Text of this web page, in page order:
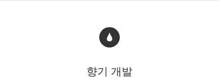
향기 개발